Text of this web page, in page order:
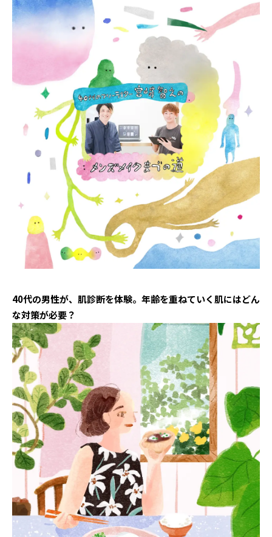
40代の男性が、肌診断を体験。年齢を重ねていく肌にはどん
な対策が必要？